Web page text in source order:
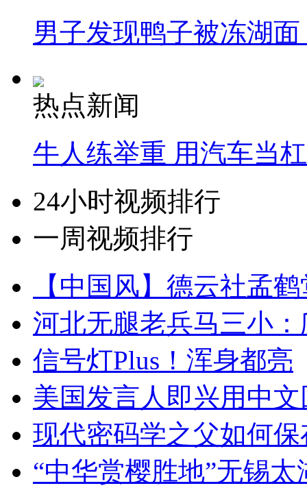
男子发现鸭子被冻湖
热点新闻
牛人练举重 用汽车当
24小时视频排行
一周视频排行
【中国风】德云社孟
河北无腿老兵马三小
信号灯Plus！浑身都亮
美国发言人即兴用中
现代密码学之父如何
“中华赏樱胜地”无锡